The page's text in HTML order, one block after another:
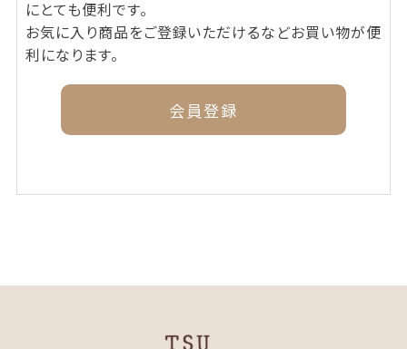
にとても便利です。
お気に入り商品をご登録いただけるなどお買い物が便
利になります。
会員登録